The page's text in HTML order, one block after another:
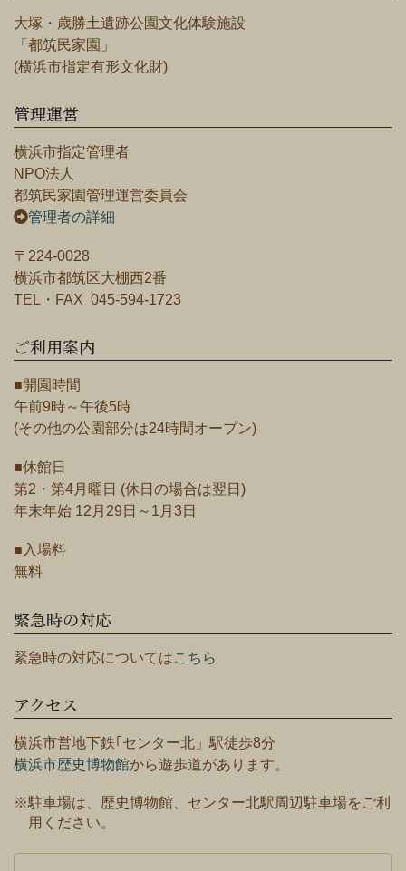
大塚・歳勝土遺跡公園文化体験施設
「都筑民家園」
(横浜市指定有形文化財)
管理運営
横浜市指定管理者
NPO法人
都筑民家園管理運営委員会
管理者の詳細
〒224-0028
横浜市都筑区大棚西2番
TEL・FAX 045-594-1723
ご利用案内
■開園時間
午前9時～午後5時
(その他の公園部分は24時間オープン)
■休館日
第2・第4月曜日 (休日の場合は翌日)
年末年始 12月29日～1月3日
■入場料
無料
緊急時の対応
緊急時の対応についてはこちら
アクセス
横浜市営地下鉄｢センター北」駅徒歩8分
横浜市歴史博物館から遊歩道があります。
※駐車場は、歴史博物館、センター北駅周辺駐車場をご利
用ください。